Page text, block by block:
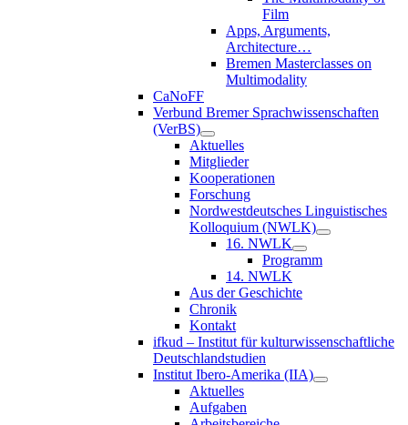
Film
Apps, Arguments,
Architecture…
Bremen Masterclasses on
Multimodality
CaNoFF
Verbund Bremer Sprachwissenschaften
(VerBS)
Aktuelles
Mitglieder
Kooperationen
Forschung
Nordwestdeutsches Linguistisches
Kolloquium (NWLK)
16. NWLK
Programm
14. NWLK
Aus der Geschichte
Chronik
Kontakt
ifkud – Institut für kulturwissenschaftliche
Deutschlandstudien
Institut Ibero-Amerika (IIA)
Aktuelles
Aufgaben